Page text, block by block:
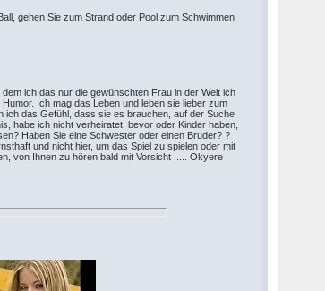
gehen Sie zum Strand oder Pool zum Schwimmen
ich das nur die gewünschten Frau in der Welt ich
Ich mag das Leben und leben sie lieber zum
ich das Gefühl, dass sie es brauchen, auf der Suche
habe ich nicht verheiratet, bevor oder Kinder haben,
Haben Sie eine Schwester oder einen Bruder? ?
und nicht hier, um das Spiel zu spielen oder mit
von Ihnen zu hören bald mit Vorsicht ..... Okyere